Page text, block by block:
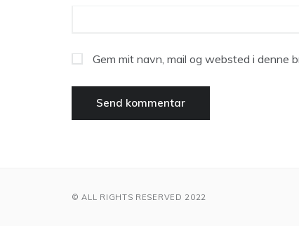
Gem mit navn, mail og websted i denne
© ALL RIGHTS RESERVED 2022